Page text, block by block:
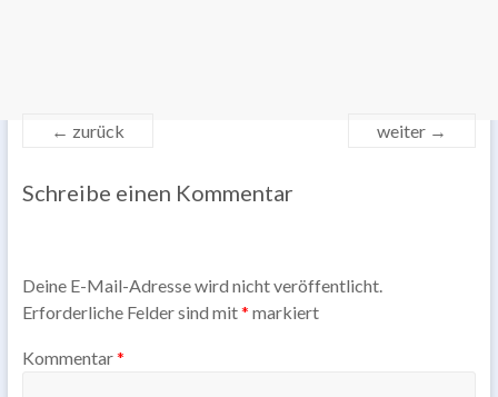
← zurück weiter →
Schreibe einen Kommentar
Deine E-Mail-Adresse wird nicht veröffentlicht.
Erforderliche Felder sind mit* markiert
Kommentar*